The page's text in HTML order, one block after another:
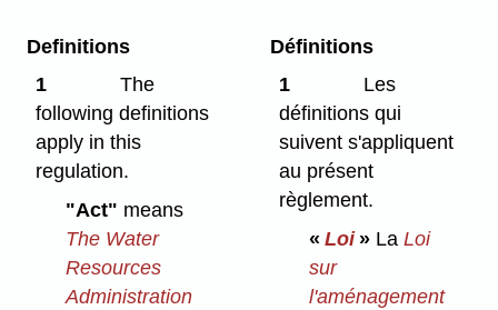
Definitions
1
The
following definitions
apply in this
regulation.
"Act" means
The Water
Resources
Administration
Définitions
1
Les
définitions qui
suivent s'appliquent
au présent
règlement.
« Loi»La Loi
sur
l'aménagement